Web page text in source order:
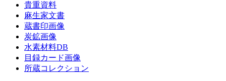
貴重資料
麻生家文書
蔵書印画像
炭鉱画像
水素材料DB
目録カード画像
所蔵コレクション